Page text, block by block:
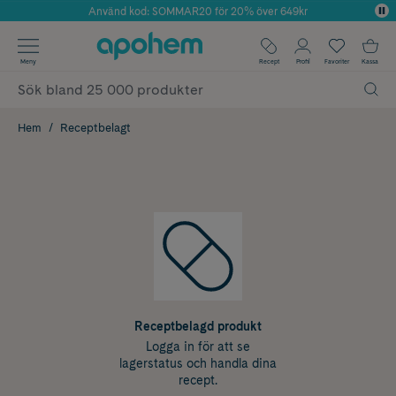
Årets Butik 2025 inom Skönhet
Använd kod: SOMMAR20 för 20% över 649kr
✓ Fri frakt
✓ Poäng på alla köp*
Meny Recept Profil Favoriter Kassa
Hem Receptbelagt
Receptbelagd produkt
Logga in för att se
lagerstatus och handla dina
recept.